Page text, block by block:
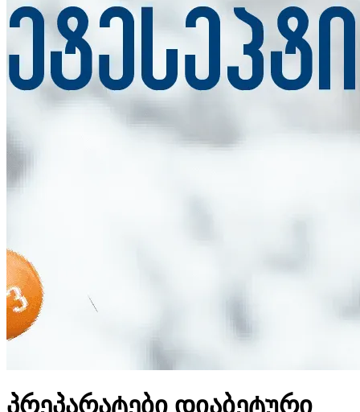
პრეპარატები დიაბეტური